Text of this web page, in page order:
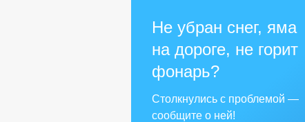
Не убран снег, яма
на дороге, не горит
фонарь?
Столкнулись с проблемой —
сообщите о ней!